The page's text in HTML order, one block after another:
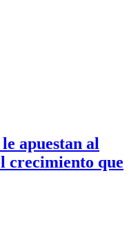
apuestan al
crecimiento que